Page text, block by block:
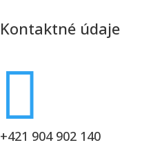
Kontaktné údaje

+421 904 902 140